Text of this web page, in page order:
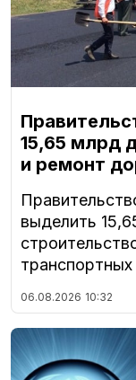
15,65 млрд
и ремонт
выделить
06.08.2026 10:32